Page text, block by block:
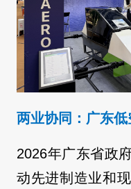
两业协同：广东
2026年广东省政
动先进制造业和